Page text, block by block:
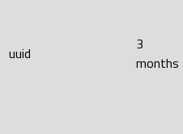
uuid
3
months